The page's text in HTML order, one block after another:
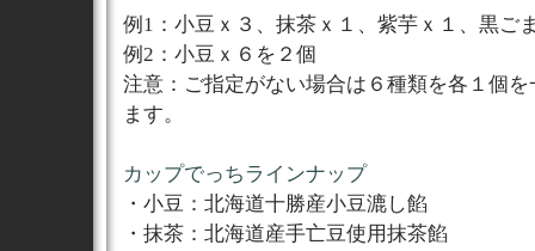
例1：小豆ｘ３、抹茶ｘ１、紫芋ｘ１、黒ご
例2：小豆ｘ６を２個
注意：ご指定がない場合は６種類を各１個
ます。
カップでっちラインナップ
・小豆：北海道十勝産小豆漉し餡
・抹茶：北海道産手亡豆使用抹茶餡